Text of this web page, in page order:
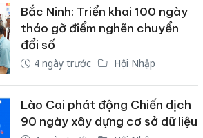
Bắc Ninh: Triển khai 100 ngày
tháo gỡ điểm nghẽn chuyển
đổi số
4 ngày trước Hội Nhập
Lào Cai phát động Chiến dịch
90 ngày xây dựng cơ sở dữ liệu